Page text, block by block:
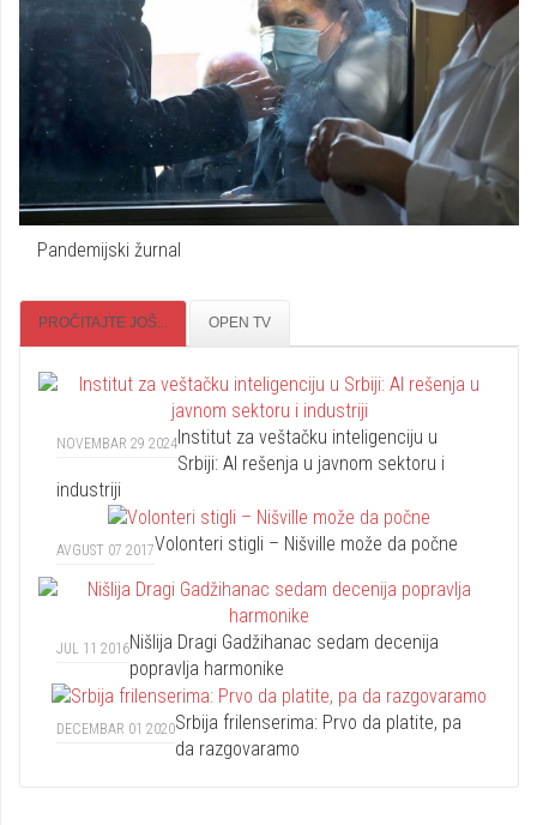
Pandemijski žurnal
PROČITAJTE JOŠ... OPEN TV
NOVEMBAR 29 2024 Institut za veštačku inteligenciju u
Srbiji: AI rešenja u javnom sektoru i
industriji
AVGUST 07 2017Volonteri stigli – Nišville može da počne
JUL 11 2016Nišlija Dragi Gadžihanac sedam decenija
popravlja harmonike
DECEMBAR 01 2020Srbija frilenserima: Prvo da platite, pa
da razgovaramo